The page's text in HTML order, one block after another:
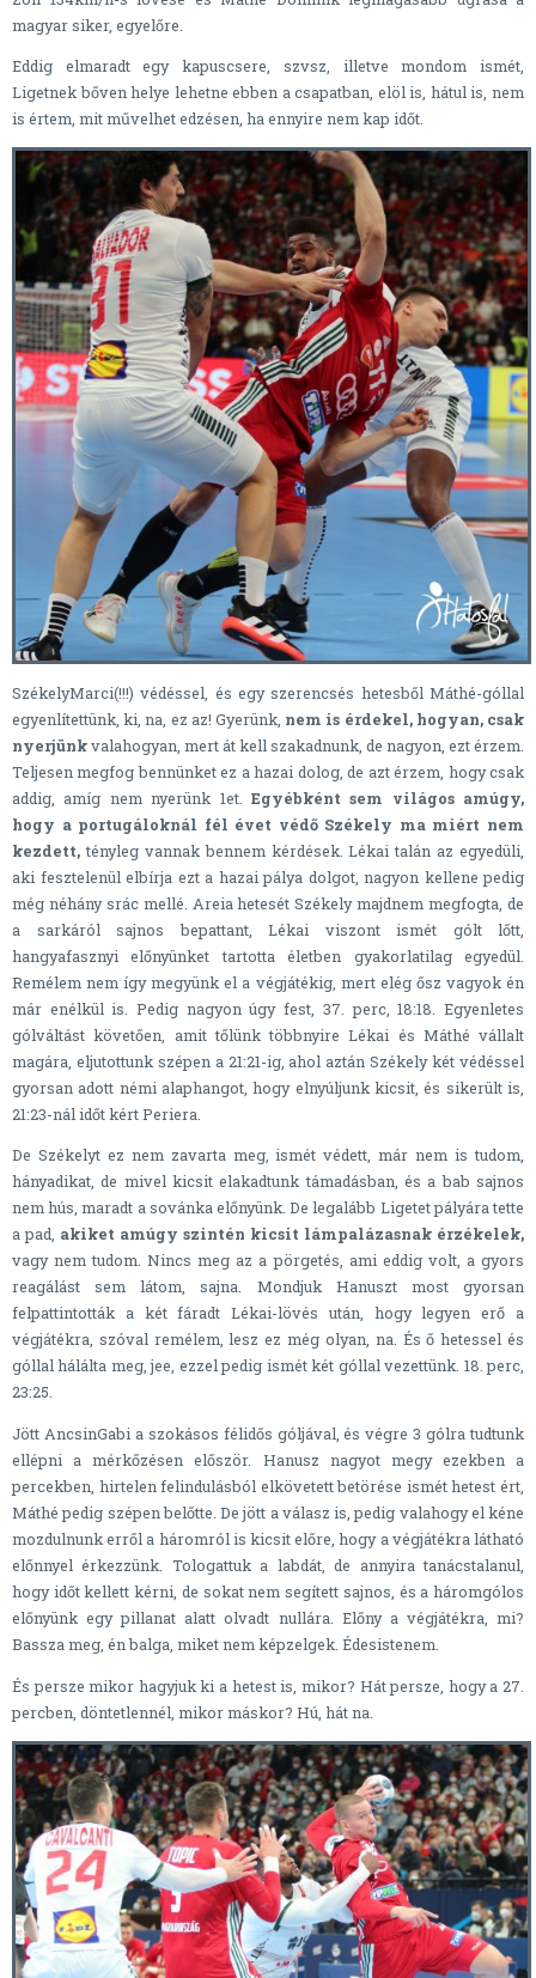
magyar siker, egyelőre.
Eddig elmaradt egy kapuscsere, szvsz, illetve mondom ismét,
Ligetnek bőven helye lehetne ebben a csapatban, elöl is, hátul is, nem
is értem, mit művelhet edzésen, ha ennyire nem kap időt.
SzékelyMarci(!!!) védéssel, és egy szerencsés hetesből Máthé-góllal
egyenlítettünk, ki, na, ez az! Gyerünk, nem is érdekel, hogyan, csak
nyerjünkvalahogyan, mert át kell szakadnunk, de nagyon, ezt érzem.
Teljesen megfog bennünket ez a hazai dolog, de azt érzem, hogy csak
addig, amíg nem nyerünk 1et. Egyébként sem világos amúgy,
hogy a portugáloknál fél évet védő Székely ma miért nem
kezdett,tényleg vannak bennem kérdések. Lékai talán az egyedüli,
aki fesztelenül elbírja ezt a hazai pálya dolgot, nagyon kellene pedig
még néhány srác mellé. Areia hetesét Székely majdnem megfogta, de
a sarkáról sajnos bepattant, Lékai viszont ismét gólt lőtt,
hangyafasznyi előnyünket tartotta életben gyakorlatilag egyedül.
Remélem nem így megyünk el a végjátékig, mert elég ősz vagyok én
már enélkül is. Pedig nagyon úgy fest, 37. perc, 18:18. Egyenletes
gólváltást követően, amit tőlünk többnyire Lékai és Máthé vállalt
magára, eljutottunk szépen a 21:21-ig, ahol aztán Székely két védéssel
gyorsan adott némi alaphangot, hogy elnyúljunk kicsit, és sikerült is,
21:23-nál időt kért Periera.
De Székelyt ez nem zavarta meg, ismét védett, már nem is tudom,
hányadikat, de mivel kicsit elakadtunk támadásban, és a bab sajnos
nem hús, maradt a sovánka előnyünk. De legalább Ligetet pályára tette
a pad, akiket amúgy szintén kicsit lámpalázasnak érzékelek,
vagy nem tudom. Nincs meg az a pörgetés, ami eddig volt, a gyors
reagálást sem látom, sajna. Mondjuk Hanuszt most gyorsan
felpattintották a két fáradt Lékai-lövés után, hogy legyen erő a
végjátékra, szóval remélem, lesz ez még olyan, na. És ő hetessel és
góllal hálálta meg, jee, ezzel pedig ismét két góllal vezettünk. 18. perc,
23:25.
Jött AncsinGabi a szokásos félidős góljával, és végre 3 gólra tudtunk
ellépni a mérkőzésen először. Hanusz nagyot megy ezekben a
percekben, hirtelen felindulásból elkövetett betörése ismét hetest ért,
Máthé pedig szépen belőtte. De jött a válasz is, pedig valahogy el kéne
mozdulnunk erről a háromról is kicsit előre, hogy a végjátékra látható
előnnyel érkezzünk. Tologattuk a labdát, de annyira tanácstalanul,
hogy időt kellett kérni, de sokat nem segített sajnos, és a háromgólos
előnyünk egy pillanat alatt olvadt nullára. Előny a végjátékra, mi?
Bassza meg, én balga, miket nem képzelgek. Édesistenem.
És persze mikor hagyjuk ki a hetest is, mikor? Hát persze, hogy a 27.
percben, döntetlennél, mikor máskor? Hú, hát na.